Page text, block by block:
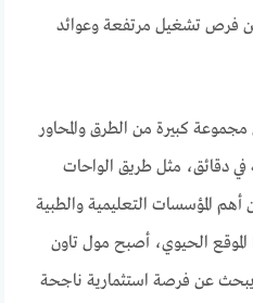
فرص تشغيل مرتفعة وعوائد
كبيرة من الطرق والمحاور
في دقائق، مثل طريق الواحات
أهم المؤسسات التعليمية والطبية
الموقع الحيوي، أصبح مول تاون
عن فرصة استثمارية ناجحة